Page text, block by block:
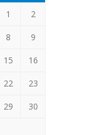
1
2
8 9
15 16
22 23
29 30